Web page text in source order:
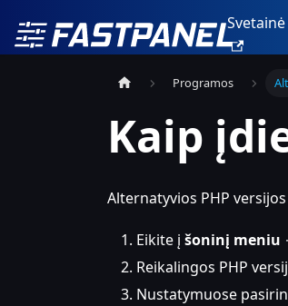
Svetainė
Programos
Kaip
Alternatyvios PHP
Eikite į šoninį meniu
Reikalingos PHP
Nustatymuose